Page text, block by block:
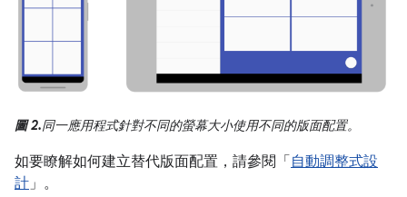
圖 2.同一應用程式針對不同的螢幕大小使用不同的版面配置。
如要瞭解如何建立替代版面配置，請參閱「 自動調整式設
計」。